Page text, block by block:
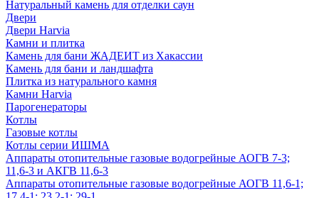
Натуральный камень для отделки саун
Двери
Двери Harvia
Камни и плитка
Камень для бани ЖАДЕИТ из Хакассии
Камень для бани и ландшафта
Плитка из натурального камня
Камни Harvia
Парогенераторы
Котлы
Газовые котлы
Котлы серии ИШМА
Аппараты отопительные газовые водогрейные АОГВ 7-3;
11,6-3 и АКГВ 11,6-3
Аппараты отопительные газовые водогрейные АОГВ 11,6-1;